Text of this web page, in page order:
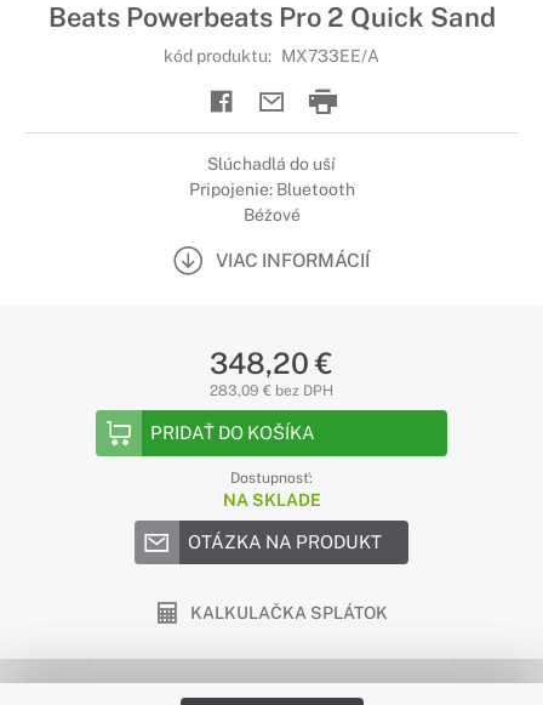
Beats Powerbeats Pro 2 Quick Sand
kód produktu: MX733EE/A
Slúchadlá do uší
Pripojenie: Bluetooth
Béžové
VIAC INFORMÁCIÍ
348,20 €
283,09 € bez DPH
PRIDAŤ DO KOŠÍKA
Dostupnosť:
NA SKLADE
OTÁZKA NA PRODUKT
KALKULAČKA SPLÁTOK